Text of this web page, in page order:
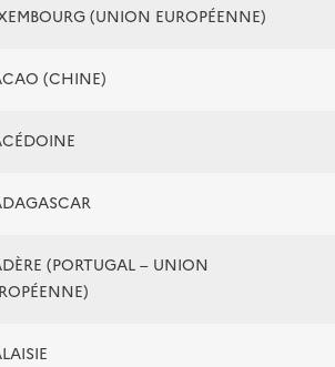
(UNION EUROPÉENNE)
(CHINE)
(PORTUGAL – UNION